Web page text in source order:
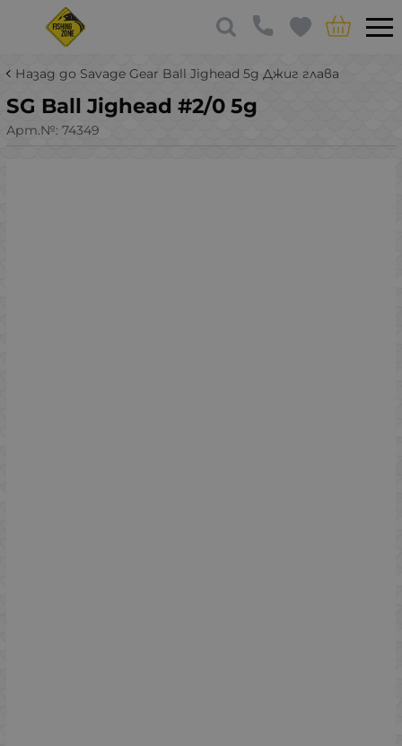
Назад до Savage Gear Ball Jighead 5g Джиг глава
SG Ball Jighead #2/0 5g
Арт.№: 74349